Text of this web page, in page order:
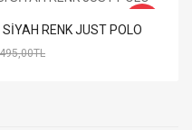
-0%
RENK JUST POLO
495,00TL